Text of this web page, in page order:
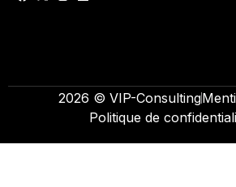
2026 © VIP-Consulting
Politique de